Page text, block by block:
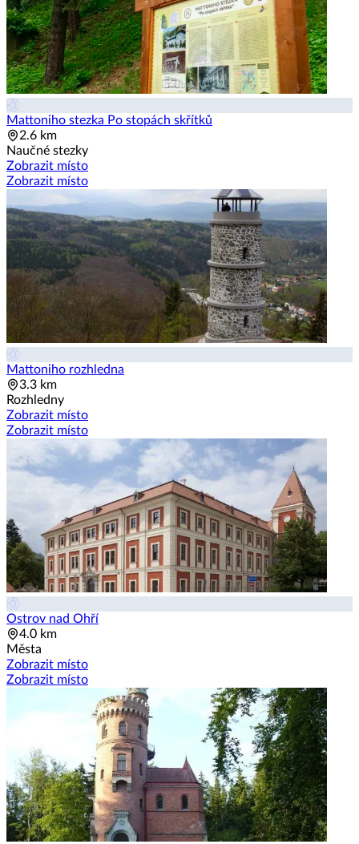
Mattoniho stezka Po stopách skřítků
2.6 km
Naučné stezky
Zobrazit místo
Zobrazit místo
Mattoniho rozhledna
3.3 km
Rozhledny
Zobrazit místo
Zobrazit místo
Ostrov nad Ohří
4.0 km
Města
Zobrazit místo
Zobrazit místo